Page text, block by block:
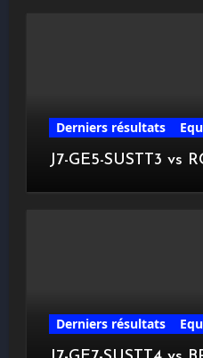
Derniers résultats
J7-GE5-SUSTT3 vs
Derniers résultats